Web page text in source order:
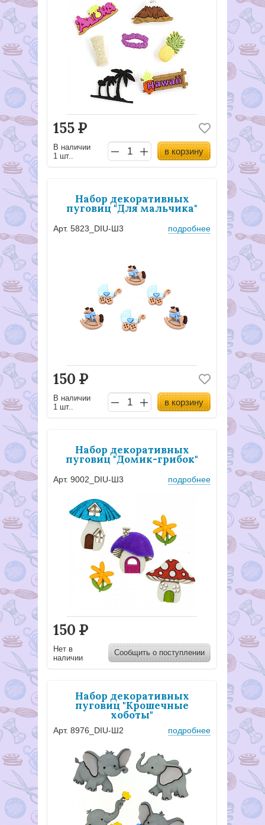
155Р
В наличии
1 шт..
в корзину
Набор декоративных
пуговиц "Для мальчика"
Арт. 5823_DIU-Ш3 подробнее
150 Р
В наличии
1 шт..
в корзину
Набор декоративных
пуговиц "Домик-грибок"
Арт. 9002_DIU-Ш3 подробнее
150 Р
Нет в
наличии
Сообщить о поступлении
Набор декоративных
пуговиц "Крошечные
хоботы"
Арт. 8976_DIU-Ш2 подробнее